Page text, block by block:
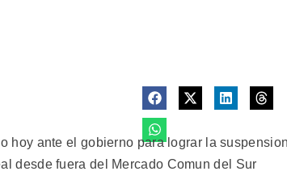
hoy ante el gobierno para lograr la
desde fuera del Mercado Comun del Sur